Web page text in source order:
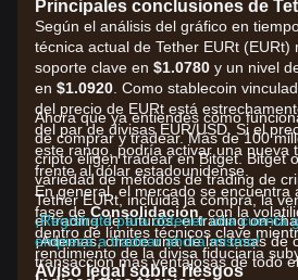
Principales conclusiones de
Según el análisis del gráfico en
técnica actual de Tether EURt (EURt)
soporte clave en $1.0780 y un nivel
en $1.0920 . Como stablecoin
del precio de EURt está
del par de divisas EUR/USD. Si el
este rango, podría activar una nueva
frente al dólar estadounidense.
En general, el mercado se encuentra
fase de Consolidación , con la
dentro de límites técnicos clave
rendimiento de la divisa fiduciaria
Ahora que ya entiendes cómo
de comprar y tradear. Más de 100
cripto eligen tradear en Bitget. Bitget
variedad de métodos de trading de
Tether EURt, incluida la compra, la
el trading de futuros, el trading on-
¡Además, ofrece una de las tasas de
transacción más ventajosas de todo
¡Regístrate para obtener una cuenta
empieza a tradear ahora mismo!
Aviso legal sobre riesgos